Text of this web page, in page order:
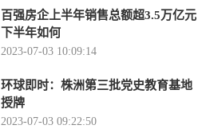
百强房企上半年销售总额超3.5万亿元
下半年如何
2023-07-03 10:09:14
环球即时：株洲第三批党史教育基地
授牌
2023-07-03 09:22:50